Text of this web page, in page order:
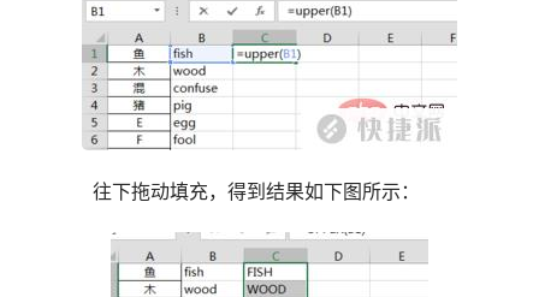
往下拖动填充，得到结果如下图所示：